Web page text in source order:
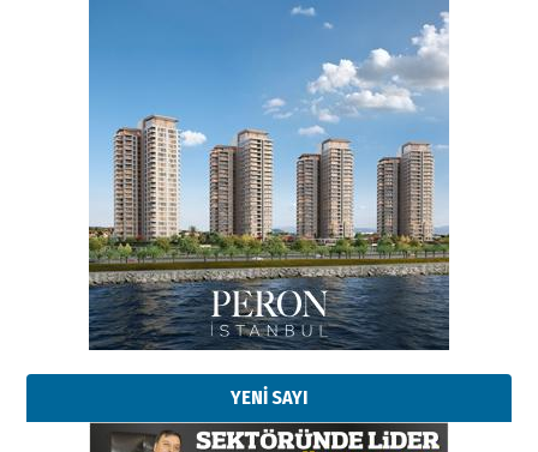
YENİ SAYI